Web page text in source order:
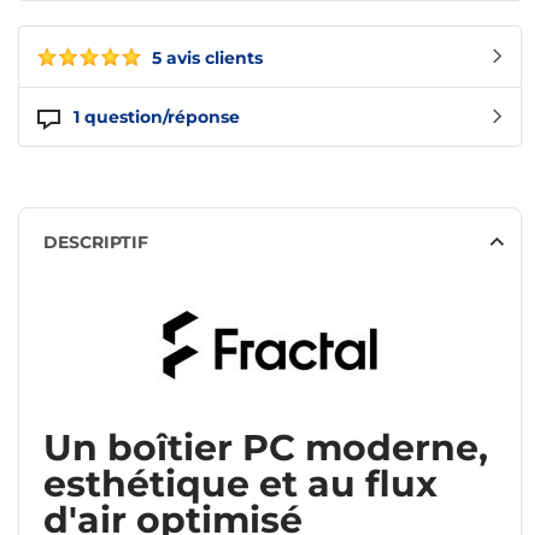
5 avis clients
1 question/réponse
DESCRIPTIF
Un boîtier PC moderne,
esthétique et au flux
d'air optimisé